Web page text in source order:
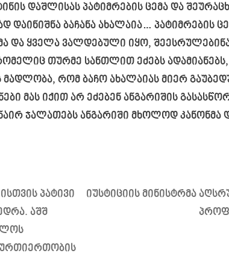
დაშლისას პატიმრების ცემა და
ბაჩანა ახალაია… პატიმრების
და ყველა ვალდებული იყო, შეესრულებინა
თურმე სანთლით ეძებს ადამიანებს,
მადლობა, რომ ბაჩო ახალაიას მიერ
მას იქით არ ეძებენ ანგარიშის
ჯალათებს ანგარიში მხოლოდ კანონმა
პატივი
აშშ
იუსტიციის მინისტრმა